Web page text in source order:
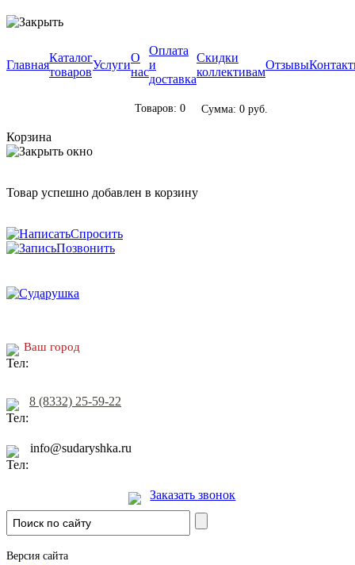
Главная
Каталог
товаров
Услуги
О
нас
Оплата
и
доставка
Скидки
коллективам
Отзывы
Товаров: 0 Сумма: 0 руб.
Корзина
Товар успешно добавлен в корзину
Спросить
Позвонить
Ваш город
8 (8332) 25-59-22
info@sudaryshka.ru
Заказать звонок
Версия сайта